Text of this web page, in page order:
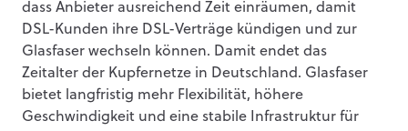
dass Anbieter ausreichend Zeit einräumen, damit
DSL-Kunden ihre DSL-Verträge kündigen und zur
Glasfaser wechseln können. Damit endet das
Zeitalter der Kupfernetze in Deutschland. Glasfaser
bietet langfristig mehr Flexibilität, höhere
Geschwindigkeit und eine stabile Infrastruktur für